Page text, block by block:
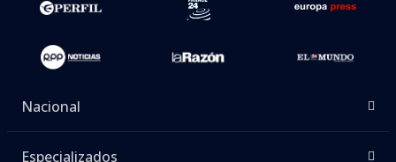
Nacional
Especializados